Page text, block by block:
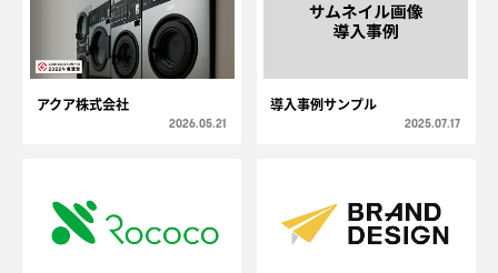
アクア株式会社
2026.05.21
導入事例サンプル
2025.07.17